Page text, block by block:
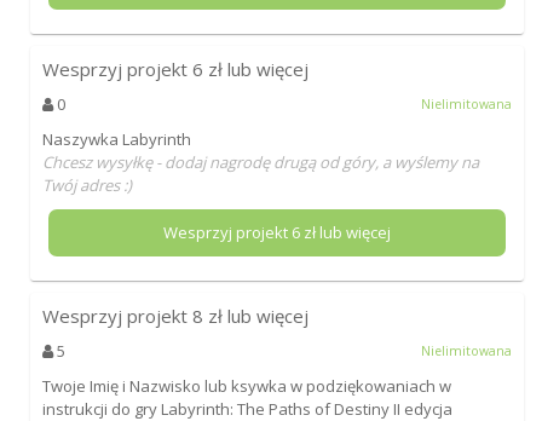
Wesprzyj projekt 6 zł lub więcej
0 Nielimitowana
Naszywka Labyrinth
Chcesz wysyłkę - dodaj nagrodę drugą od góry, a wyślemy na
Twój adres :)
Wesprzyj projekt 6zł lub więcej
Wesprzyj projekt 8 zł lub więcej
5 Nielimitowana
Twoje Imię i Nazwisko lub ksywka w podziękowaniach w
instrukcji do gry Labyrinth: The Paths of Destiny II edycja